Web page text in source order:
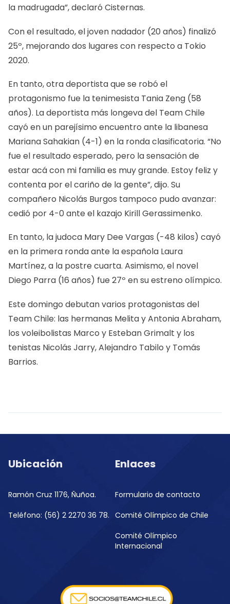
la madrugada”, declaró Cisternas.
Con el resultado, el joven nadador (20 años) finalizó
25º, mejorando dos lugares con respecto a Tokio
2020.
En tanto, otra deportista que se robó el
protagonismo fue la tenimesista Tania Zeng (58
años). La deportista más longeva del Team Chile
cayó en un parejísimo encuentro ante la libanesa
Mariana Sahakian (4-1) en la ronda clasificatoria. “No
fue el resultado esperado, pero la sensación de
estar acá con mi familia es muy grande. Estoy feliz y
contenta por el cariño de la gente”, dijo. Su
compañero Nicolás Burgos tampoco pudo avanzar:
cedió por 4-0 ante el kazajo Kirill Gerassimenko.
En tanto, la judoca Mary Dee Vargas (-48 kilos) cayó
en la primera ronda ante la española Laura
Martínez, a la postre cuarta. Asimismo, el novel
Diego Parra (16 años) fue 27º en su estreno olímpico.
Este domingo debutan varios protagonistas del
Team Chile: las hermanas Melita y Antonia Abraham,
los voleibolistas Marco y Esteban Grimalt y los
tenistas Nicolás Jarry, Alejandro Tabilo y Tomás
Barrios.
Ubicación
Ramón Cruz 1176, Ñuñoa.
Teléfono: (56) 2 2270 36 78.
Enlaces
Formulario de contacto
Comité Olímpico de Chile
Comité Olímpico
Internacional